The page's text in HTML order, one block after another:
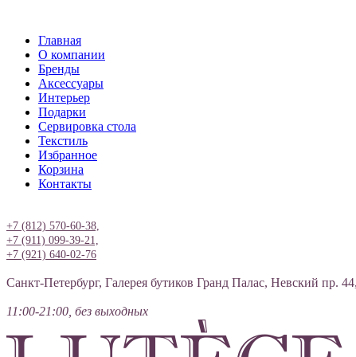
Главная
О компании
Бренды
Аксессуары
Интерьер
Подарки
Сервировка стола
Текстиль
Избранное
Корзина
Контакты
+7 (812) 570-60-38,
+7 (911) 099-39-21,
+7 (921) 640-02-76
Санкт-Петербург, Галерея бутиков Гранд Палас, Невский пр.
11:00-21:00, без выходных